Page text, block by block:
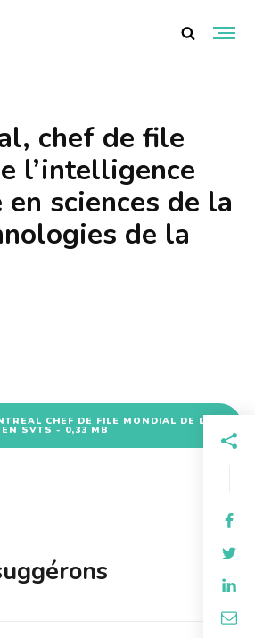
chef de file
l’intelligence
sciences de la
de la
CHEF DE FILE MONDIAL DE L'IA
EN SVTS - 0,33 MB